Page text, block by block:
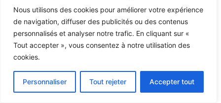
Nous utilisons des cookies pour améliorer votre expérience
de navigation, diffuser des publicités ou des contenus
personnalisés et analyser notre trafic. En cliquant sur «
Tout accepter », vous consentez à notre utilisation des
cookies.
Personnaliser Tout rejeter Accepter tout